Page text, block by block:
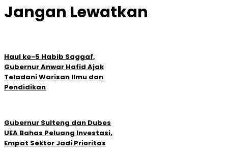
Jangan Lewatkan
Haul ke-5 Habib Saggaf,
Gubernur Anwar Hafid Ajak
Teladani Warisan Ilmu dan
Pendidikan
Gubernur Sulteng dan Dubes
UEA Bahas Peluang Investasi,
Empat Sektor Jadi Prioritas